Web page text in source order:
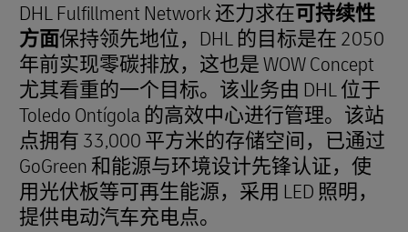
DHL Fulfillment Network 还力求在可持续性
方面保持领先地位，DHL 的目标是在 2050
年前实现零碳排放，这也是 WOW Concept
尤其看重的一个目标。该业务由 DHL 位于
Toledo Ontígola 的高效中心进行管理。该站
点拥有 33,000 平方米的存储空间，已通过
GoGreen 和能源与环境设计先锋认证，使
用光伏板等可再生能源，采用 LED 照明，
提供电动汽车充电点。